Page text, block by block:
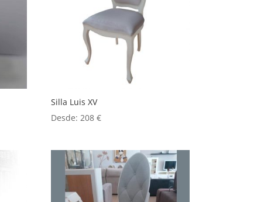
Silla Luis XV
Desde:208€